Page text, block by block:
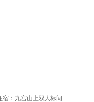
宿：九宫山上双人标间